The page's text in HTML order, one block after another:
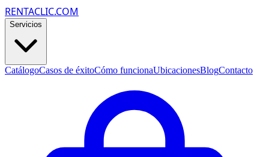
RENTACLIC.COM
Servicios
CatálogoCasos de éxitoCómo funcionaUbicacionesBlogContacto